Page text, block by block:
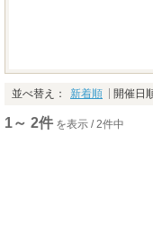
並べ替え： 新着順 開催日
1～ 2件 を表示 / 2件中